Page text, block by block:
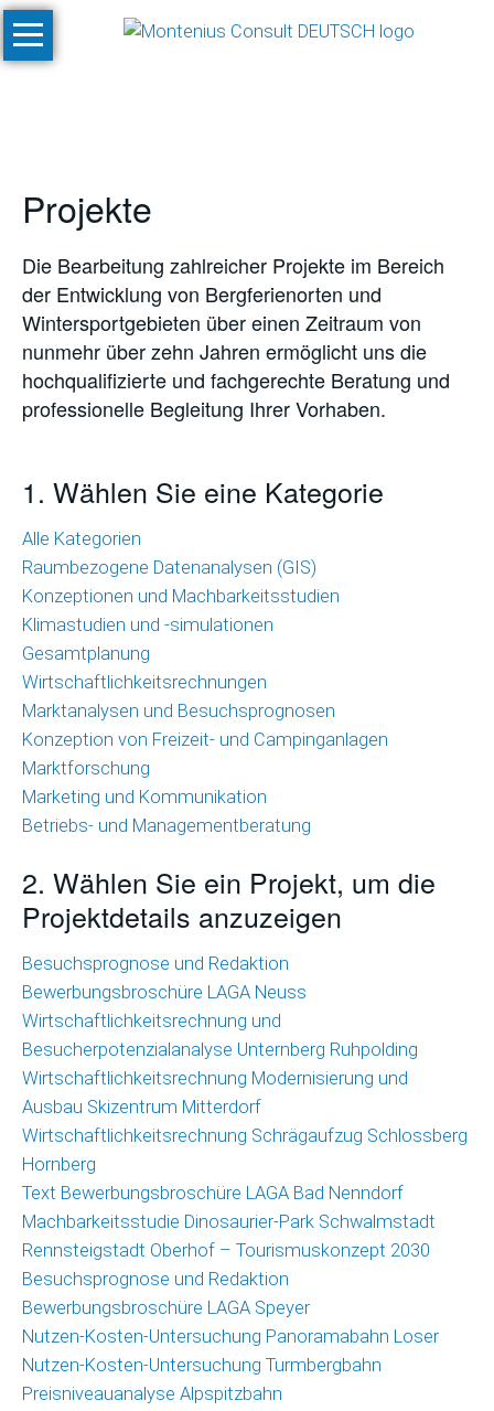
Navigation
überspringen
Start
Machbarkeitsstudien
und
-
simulationen
SnowPlan™
Gesamtplanung
Skigebietsprojekten
Wirtschaftlichkeitsrechnungen
Marktanalysen
und
Besuchsprognosen
Marktforschung
Marketing
und
Kommunikation
Betriebs-
Managementberatung
Raumbezogene
Datenanalysen
(GIS)
Umfragetool
Qualitätsmonitor
Freizeit
Saisonmonitoring
Skigebiete
Deutschland
Veröffentlichungen
Projekte
Nachrichten
Nachrichtenarchiv
Projekte
Die Bearbeitung zahlreicher Projekte im Bereich
der Entwicklung von Bergferienorten und
Wintersportgebieten über einen Zeitraum von
nunmehr über zehn Jahren ermöglicht uns die
hochqualifizierte und fachgerechte Beratung und
professionelle Begleitung Ihrer Vorhaben.
1. Wählen Sie eine Kategorie
Alle Kategorien
Raumbezogene Datenanalysen (GIS)
Konzeptionen und Machbarkeitsstudien
Klimastudien und -simulationen
Gesamtplanung
Wirtschaftlichkeitsrechnungen
Marktanalysen und Besuchsprognosen
Konzeption von Freizeit- und Campinganlagen
Marktforschung
Marketing und Kommunikation
Betriebs- und Managementberatung
2. Wählen Sie ein Projekt, um die
Projektdetails anzuzeigen
Besuchsprognose und Redaktion
Bewerbungsbroschüre LAGA Neuss
Wirtschaftlichkeitsrechnung und
Besucherpotenzialanalyse Unternberg Ruhpolding
Wirtschaftlichkeitsrechnung Modernisierung und
Ausbau Skizentrum Mitterdorf
Wirtschaftlichkeitsrechnung Schrägaufzug Schlossberg
Hornberg
Text Bewerbungsbroschüre LAGA Bad Nenndorf
Machbarkeitsstudie Dinosaurier-Park Schwalmstadt
Rennsteigstadt Oberhof – Tourismuskonzept 2030
Besuchsprognose und Redaktion
Bewerbungsbroschüre LAGA Speyer
Nutzen-Kosten-Untersuchung Panoramabahn Loser
Nutzen-Kosten-Untersuchung Turmbergbahn
Preisniveauanalyse Alpspitzbahn